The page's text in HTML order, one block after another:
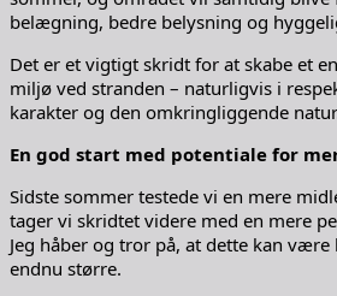
belægning, bedre belysning og
Det er et vigtigt skridt for at skabe et
miljø ved stranden – naturligvis i
karakter og den omkringliggende
En god start med potentiale for
Sidste sommer testede vi en mere
tager vi skridtet videre med en mere
Jeg håber og tror på, at dette kan
endnu større.